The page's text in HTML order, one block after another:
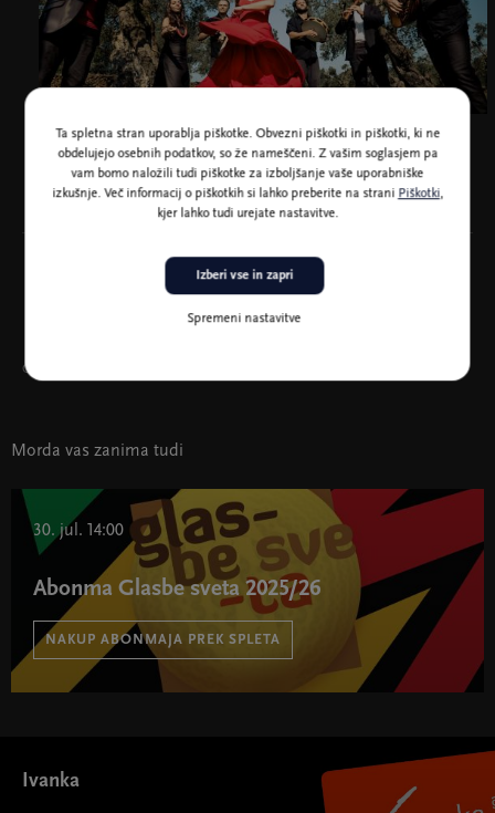
Glavna pokroviteljica abonmaja Glasbe sveta
Morda vas zanima tudi
30. jul. 14:00
Abonma Glasbe sveta 2025/26
NAKUP ABONMAJA PREK SPLETA
Ivanka
Ta spletna stran uporablja piškotke. Obvezni piškotki in piškotki, ki ne
obdelujejo osebnih podatkov, so že nameščeni. Z vašim soglasjem pa
vam bomo naložili tudi piškotke za izboljšanje vaše uporabniške
izkušnje. Več informacij o piškotkih si lahko preberite na strani Piškotki,
kjer lahko tudi urejate nastavitve.
Spremeni nastavitve
Izberi vse in zapri